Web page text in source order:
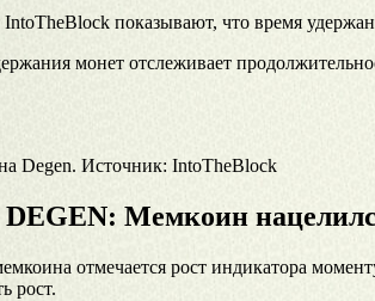
показывают, что время
монет отслеживает
Degen. Источник: IntoTheBlock
Мемкоин
отмечается рост индикатора
рост.